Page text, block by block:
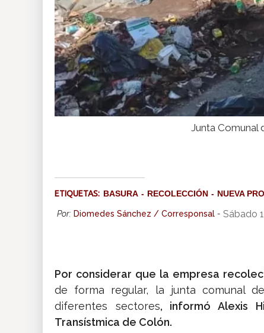
Junta Comunal
ETIQUETAS: BASURA RECOLECCIÓN NUEVA
Por: Diomedes Sánchez / Corresponsal - Sábado
Por considerar que la empresa
de forma regular, la junta comunal
diferentes sectores, informó Alexis
Transístmica de Colón.